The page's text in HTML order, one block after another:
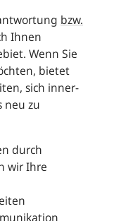
bzw.
Ihnen
Wenn Sie
bietet
sich inner-
neu zu
durch
wir Ihre